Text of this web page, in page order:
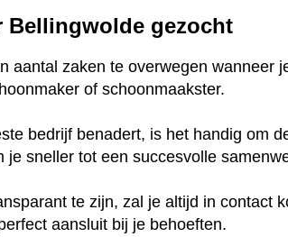
Bellingwolde gezocht
aantal zaken te overwegen wanneer
of schoonmaakster.
bedrijf benadert, is het handig om
je sneller tot een succesvolle
te zijn, zal je altijd in contact
aansluit bij je behoeften.